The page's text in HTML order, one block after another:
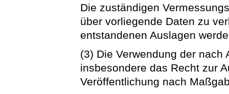
Die zuständigen
über vorliegende Daten zu
entstandenen Auslagen
(3) Die Verwendung der
insbesondere das Recht zur
Veröffentlichung nach